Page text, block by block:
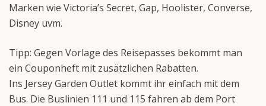
Marken wie Victoria’s Secret, Gap, Hoolister, Converse,
Disney uvm.
Tipp: Gegen Vorlage des Reisepasses bekommt man
ein Couponheft mit zusätzlichen Rabatten.
Ins Jersey Garden Outlet kommt ihr einfach mit dem
Bus. Die Buslinien 111 und 115 fahren ab dem Port